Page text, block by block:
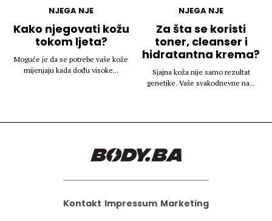
NJEGA NJE
Kako njegovati kožu
tokom ljeta?
Moguće je da se potrebe vaše kože
mijenjaju kada dođu visoke...
NJEGA NJE
Za šta se koristi
toner, cleanser i
hidratantna krema?
Sjajna koža nije samo rezultat
genetike. Vaše svakodnevne na...
Kontakt Impressum Marketing